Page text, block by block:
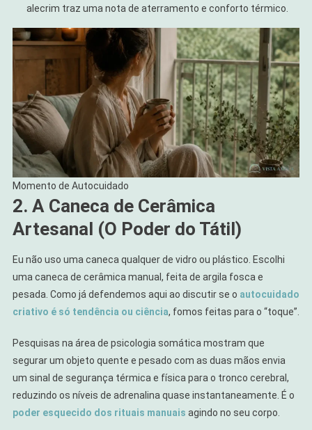
alecrim traz uma nota de aterramento e conforto térmico.
Momento de Autocuidado
2. A Caneca de Cerâmica
Artesanal (O Poder do Tátil)
Eu não uso uma caneca qualquer de vidro ou plástico. Escolhi
uma caneca de cerâmica manual, feita de argila fosca e
pesada. Como já defendemos aqui ao discutir se o autocuidado
criativo é só tendência ou ciência, fomos feitas para o “toque”.
Pesquisas na área de psicologia somática mostram que
segurar um objeto quente e pesado com as duas mãos envia
um sinal de segurança térmica e física para o tronco cerebral,
reduzindo os níveis de adrenalina quase instantaneamente. É o
poder esquecido dos rituais manuais agindo no seu corpo.